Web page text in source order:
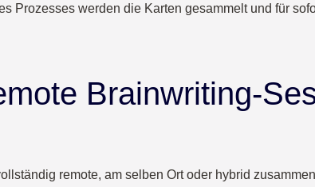
Prozesses werden die Karten gesammelt und für
Brainwriting-
remote, am selben Ort oder hybrid